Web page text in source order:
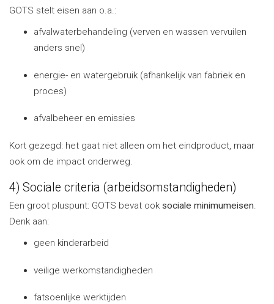
GOTS stelt eisen aan o.a.:
afvalwaterbehandeling (verven en wassen vervuilen
anders snel)
energie- en watergebruik (afhankelijk van fabriek en
proces)
afvalbeheer en emissies
Kort gezegd: het gaat niet alleen om het eindproduct, maar
ook om de impact onderweg.
4) Sociale criteria (arbeidsomstandigheden)
Een groot pluspunt: GOTS bevat ook sociale minimumeisen.
Denk aan:
geen kinderarbeid
veilige werkomstandigheden
fatsoenlijke werktijden